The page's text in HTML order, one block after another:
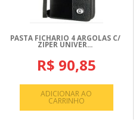
PASTA FICHARIO 4 ARGOLAS C/
ZIPER UNIVER...
R$ 90,85
ADICIONAR AO
CARRINHO